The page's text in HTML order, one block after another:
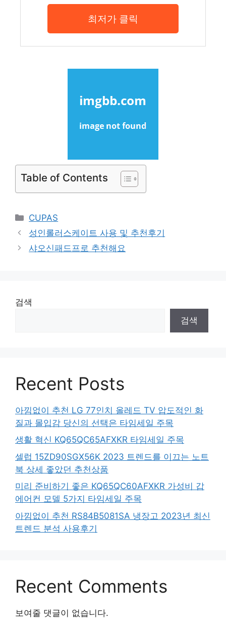
최저가 클릭
Table of Contents
Categories
CUPAS
성인롤러스케이트 사용 및 추천후기
샤오신패드프로 추천해요
검색
검색
Recent Posts
아낌없이 추천 LG 77인치 올레드 TV 압도적인 화
질과 몰입감 당신의 선택은 타임세일 주목
생활 혁신 KQ65QC65AFXKR 타임세일 주목
셀럽 15ZD90SGX56K 2023 트렌드를 이끄는 노트
북 상세 좋았던 추천상품
미리 준비하기 좋은 KQ65QC60AFXKR 가성비 갑
에어컨 모델 5가지 타임세일 주목
아낌없이 추천 RS84B5081SA 냉장고 2023년 최신
트렌드 분석 사용후기
Recent Comments
보여줄 댓글이 없습니다.